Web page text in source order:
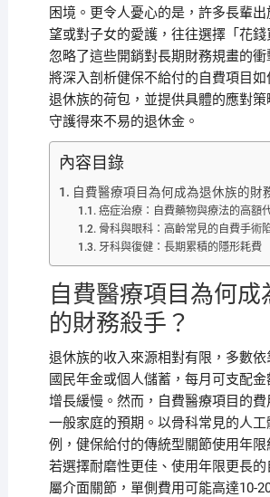
困境。更令人憂心的是，許多長輩
望或對子女的愛護，往往選擇「花
忽略了這些開銷對長期財務規畫的
將深入剖析健保不給付的自費項目
退休族的荷包，並提供具體的應對
守護得來不易的退休金。
內容目錄
自費醫療項目為何成為退休族的財
癌症治療：自費藥物與療法的高額
骨科與眼科：高齡常見的自費手術
牙科與復健：長期累積的隱形耗費
自費醫療項目為何成
的財務殺手？
退休族的收入來源相對有限，多數依
國民年金或個人儲蓄，每月可支配金
增長緩慢。然而，自費醫療項目的
一般家庭的預期。以骨科常見的人
例，健保給付的傳統型關節使用年限
若選擇耐磨性更佳、使用年限更長
屬介面關節，單側費用可能高達10-